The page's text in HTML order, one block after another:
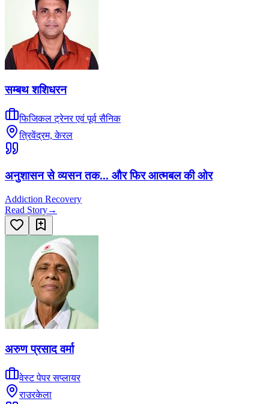
सम्बथ शशिधरन
फिजिकल ट्रेनर एवं पूर्व सैनिक
त्रिवेंद्रम, केरल
अनुशासन से व्यसन तक... और फिर आत्मबल की ओर
Addiction Recovery
Read Story→
अरुण प्रसाद वर्मा
वेस्ट पेपर सप्लायर
राउरकेला